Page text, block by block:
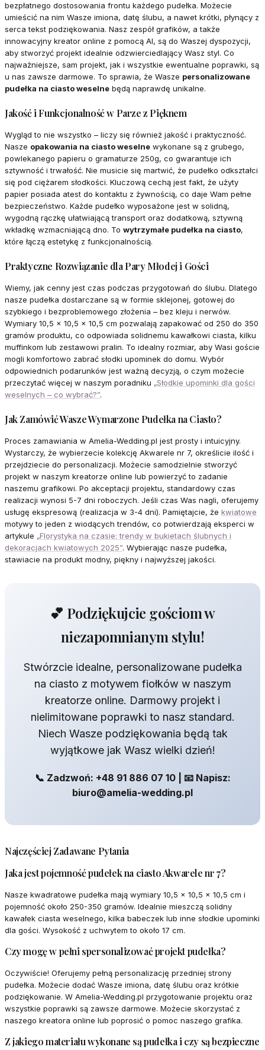
bezpłatnego dostosowania frontu każdego pudełka. Możecie
umieścić na nim Wasze imiona, datę ślubu, a nawet krótki, płynący z
serca tekst podziękowania. Nasz zespół grafików, a także
innowacyjny kreator online z pomocą AI, są do Waszej dyspozycji,
aby stworzyć projekt idealnie odzwierciedlający Wasz styl. Co
najważniejsze, sam projekt, jak i wszystkie ewentualne poprawki, są
u nas zawsze darmowe. To sprawia, że Wasze personalizowane
pudełka na ciasto weselne będą naprawdę unikalne.
Jakość i Funkcjonalność w Parze z Pięknem
Wygląd to nie wszystko – liczy się również jakość i praktyczność.
Nasze opakowania na ciasto weselne wykonane są z grubego,
powlekanego papieru o gramaturze 250g, co gwarantuje ich
sztywność i trwałość. Nie musicie się martwić, że pudełko odkształci
się pod ciężarem słodkości. Kluczową cechą jest fakt, że użyty
papier posiada atest do kontaktu z żywnością, co daje Wam pełne
bezpieczeństwo. Każde pudełko wyposażone jest w solidną,
wygodną rączkę ułatwiającą transport oraz dodatkową, sztywną
wkładkę wzmacniającą dno. To wytrzymałe pudełka na ciasto,
które łączą estetykę z funkcjonalnością.
Praktyczne Rozwiązanie dla Pary Młodej i Gości
Wiemy, jak cenny jest czas podczas przygotowań do ślubu. Dlatego
nasze pudełka dostarczane są w formie sklejonej, gotowej do
szybkiego i bezproblemowego złożenia – bez kleju i nerwów.
Wymiary 10,5 x 10,5 x 10,5 cm pozwalają zapakować od 250 do 350
gramów produktu, co odpowiada solidnemu kawałkowi ciasta, kilku
muffinkom lub zestawowi pralin. To idealny rozmiar, aby Wasi goście
mogli komfortowo zabrać słodki upominek do domu. Wybór
odpowiednich podarunków jest ważną decyzją, o czym możecie
przeczytać więcej w naszym poradniku „Słodkie upominki dla gości
weselnych – co wybrać?”.
Jak Zamówić Wasze Wymarzone Pudełka na Ciasto?
Proces zamawiania w Amelia-Wedding.pl jest prosty i intuicyjny.
Wystarczy, że wybierzecie kolekcję Akwarele nr 7, określicie ilość i
przejdziecie do personalizacji. Możecie samodzielnie stworzyć
projekt w naszym kreatorze online lub powierzyć to zadanie
naszemu grafikowi. Po akceptacji projektu, standardowy czas
realizacji wynosi 5-7 dni roboczych. Jeśli czas Was nagli, oferujemy
usługę ekspresową (realizacja w 3-4 dni). Pamiętajcie, że kwiatowe
motywy to jeden z wiodących trendów, co potwierdzają eksperci w
artykule „Florystyka na czasie: trendy w bukietach ślubnych i
dekoracjach kwiatowych 2025”. Wybierając nasze pudełka,
stawiacie na produkt modny, piękny i najwyższej jakości.
💕 Podziękujcie gościom w
niezapomnianym stylu!
Stwórzcie idealne, personalizowane pudełka
na ciasto z motywem fiołków w naszym
kreatorze online. Darmowy projekt i
nielimitowane poprawki to nasz standard.
Niech Wasze podziękowania będą tak
wyjątkowe jak Wasz wielki dzień!
📞 Zadzwoń: +48 91 886 07 10 | 📧 Napisz:
biuro@amelia-wedding.pl
Najczęściej Zadawane Pytania
Jaka jest pojemność pudełek na ciasto Akwarele nr 7?
Nasze kwadratowe pudełka mają wymiary 10,5 x 10,5 x 10,5 cm i
pojemność około 250-350 gramów. Idealnie mieszczą solidny
kawałek ciasta weselnego, kilka babeczek lub inne słodkie upominki
dla gości. Wysokość z uchwytem to około 17 cm.
Czy mogę w pełni spersonalizować projekt pudełka?
Oczywiście! Oferujemy pełną personalizację przedniej strony
pudełka. Możecie dodać Wasze imiona, datę ślubu oraz krótkie
podziękowanie. W Amelia-Wedding.pl przygotowanie projektu oraz
wszystkie poprawki są zawsze darmowe. Możecie skorzystać z
naszego kreatora online lub poprosić o pomoc naszego grafika.
Z jakiego materiału wykonane są pudełka i czy są bezpieczne